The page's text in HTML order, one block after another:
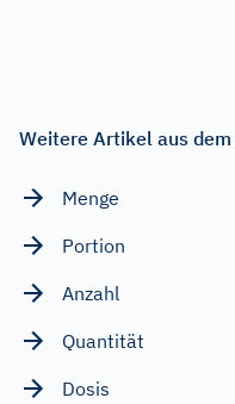
Weitere Artikel aus
Menge
Portion
Anzahl
Quantität
Dosis